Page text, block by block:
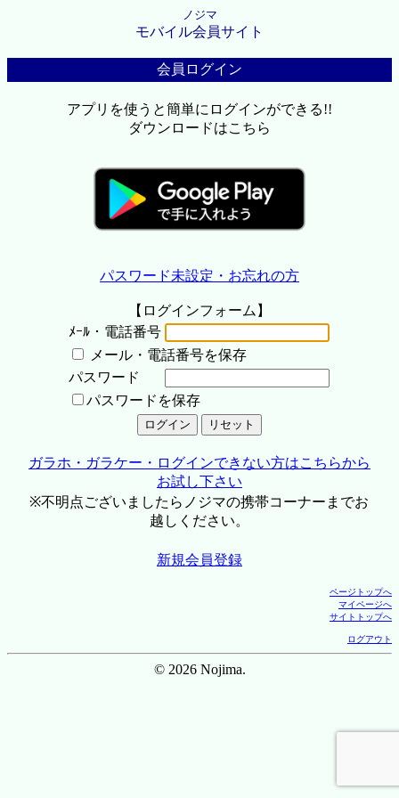
ノジマ
モバイル会員サイト
会員ログイン
アプリを使うと簡単にログインができる!!
ダウンロードはこちら
パスワード未設定・お忘れの方
【ログインフォーム】
ﾒｰﾙ・電話番号
メール・電話番号を保存
パスワード
パスワードを保存
ガラホ・ガラケー・ログインできない方はこちらから
お試し下さい
※不明点ございましたらノジマの携帯コーナーまでお
越しください。
新規会員登録
ページトップへ
マイページへ
サイトトップへ
ログアウト
© 2026 Nojima.